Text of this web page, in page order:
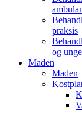
praksis
og unge
Maden
Maden